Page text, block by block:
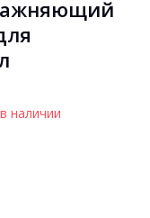
наличии